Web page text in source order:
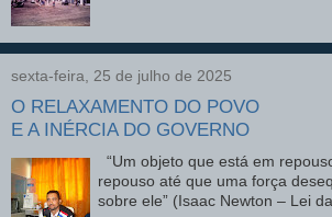
sexta-feira, 25 de julho de 2025
O RELAXAMENTO DO POVO
E A INÉRCIA DO GOVERNO
“Um objeto que está em
repouso até que uma força
sobre ele” (Isaac Newton – Lei da